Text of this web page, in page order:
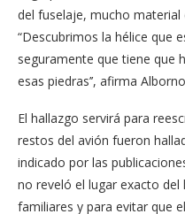
del fuselaje, mucho
“Descubrimos la hélice que
seguramente que tiene que
esas piedras’’, afirma
El hallazgo servirá para
restos del avión fueron
indicado por las
no reveló el lugar exacto
familiares y para evitar que